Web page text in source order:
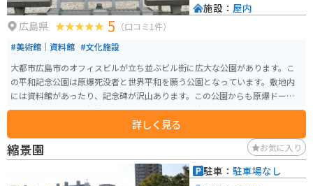
広島県 5 （口コミ1件）
#美術館｜資料館 #文化施設
大都市広島市のオフィスビルが立ち並ぶビル街に広大な公園があります。こ
の平和記念公園は原爆死没者と世界平和を願う公園となっています。敷地内
には資料館があったり、記念碑が沢山あります。この公園からも原爆ドーム
を見ることができ、自然と英霊への感謝と祈りを捧げる場になっています。
詳しく見る
施設： 屋内
縮景園 お気に入り
駐車： 駐車場なし